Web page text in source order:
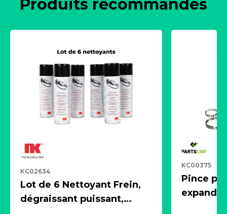
Produits recommandés
KC02634
Lot de 6 Nettoyant Frein,
dégraissant puissant,
KC00375
Pince